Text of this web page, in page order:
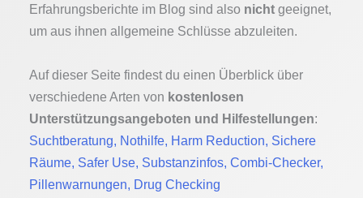
Erfahrungsberichte im Blog sind also nicht geeignet,
um aus ihnen allgemeine Schlüsse abzuleiten.
Auf dieser Seite findest du einen Überblick über
verschiedene Arten von kostenlosen
Unterstützungsangeboten und Hilfestellungen:
Suchtberatung, Nothilfe, Harm Reduction, Sichere
Räume, Safer Use, Substanzinfos, Combi-Checker,
Pillenwarnungen, Drug Checking